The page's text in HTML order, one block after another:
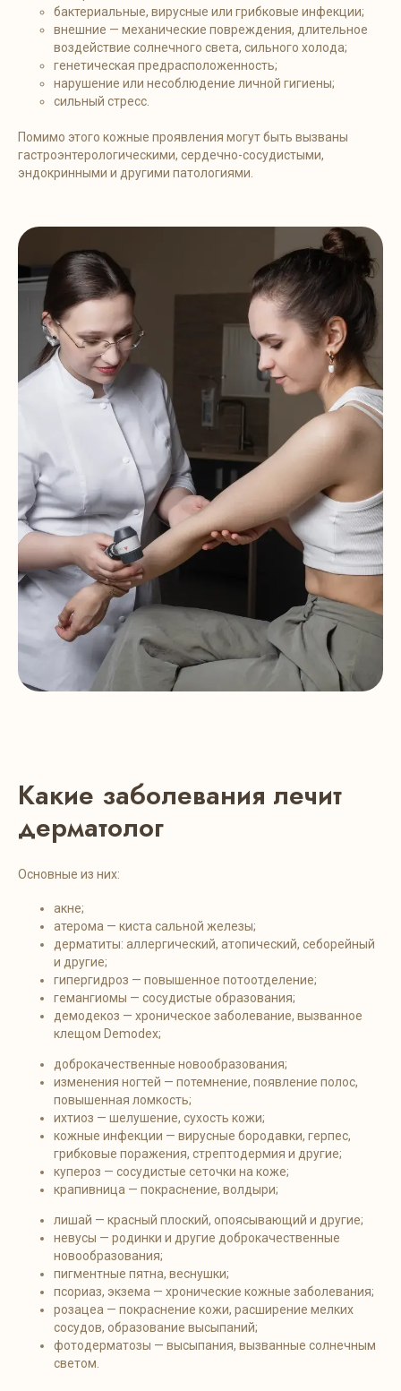
бактериальные, вирусные или грибковые инфекции;
внешние — механические повреждения, длительное
воздействие солнечного света, сильного холода;
генетическая предрасположенность;
нарушение или несоблюдение личной гигиены;
сильный стресс.
Помимо этого кожные проявления могут быть вызваны
гастроэнтерологическими, сердечно-сосудистыми,
эндокринными и другими патологиями.
Какие заболевания лечит
дерматолог
Основные из них:
акне;
атерома — киста сальной железы;
дерматиты: аллергический, атопический, себорейный
и другие;
гипергидроз — повышенное потоотделение;
гемангиомы — сосудистые образования;
демодекоз — хроническое заболевание, вызванное
клещом Demodex;
доброкачественные новообразования;
изменения ногтей — потемнение, появление полос,
повышенная ломкость;
ихтиоз — шелушение, сухость кожи;
кожные инфекции — вирусные бородавки, герпес,
грибковые поражения, стрептодермия и другие;
купероз — сосудистые сеточки на коже;
крапивница — покраснение, волдыри;
лишай — красный плоский, опоясывающий и другие;
невусы — родинки и другие доброкачественные
новообразования;
пигментные пятна, веснушки;
псориаз, экзема — хронические кожные заболевания;
розацеа — покраснение кожи, расширение мелких
сосудов, образование высыпаний;
фотодерматозы — высыпания, вызванные солнечным
светом.